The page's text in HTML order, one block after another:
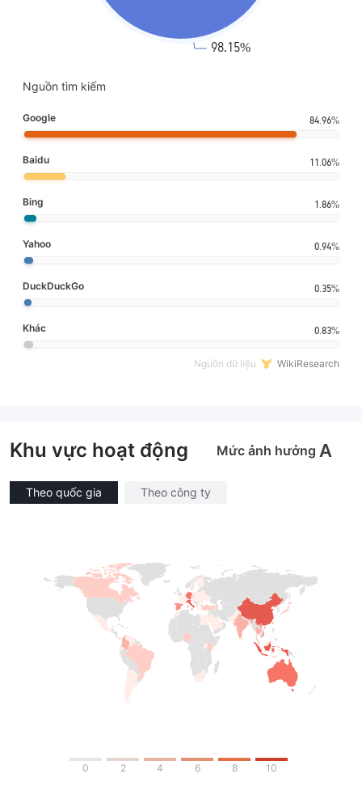
Nguồn tìm kiếm
Google 84.96%
Baidu 11.06%
Bing 1.86%
Yahoo 0.94%
DuckDuckGo 0.35%
Khác 0.83%
Nguồn dữ liệu WikiResearch
Khu vực hoạt động Mức ảnh hưởng A
Theo quốc gia Theo công ty
0 2 4 6 8 10